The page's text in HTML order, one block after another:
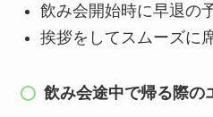
飲み会開始時に早退の
挨拶をしてスムーズに
飲み会途中で帰る際の